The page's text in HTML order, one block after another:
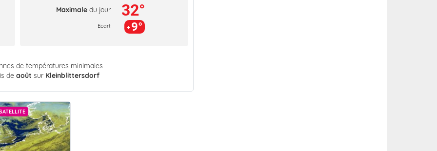
Maximale du jour
Ecart
32°
9°
de températures minimales
deaoût sur Kleinblittersdorf